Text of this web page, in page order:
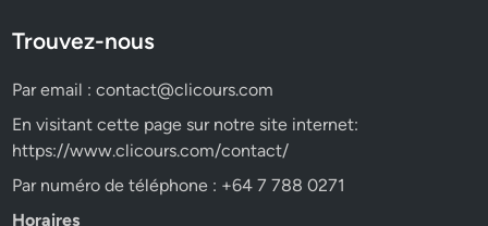
Trouvez-nous
Par email :contact@clicours.com
En visitant cette page sur notre site internet:
https://www.clicours.com/contact/
Par numéro de téléphone : +64 7 788 0271
Horaires